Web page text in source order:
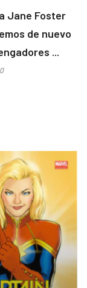
Jane Foster
de nuevo
...